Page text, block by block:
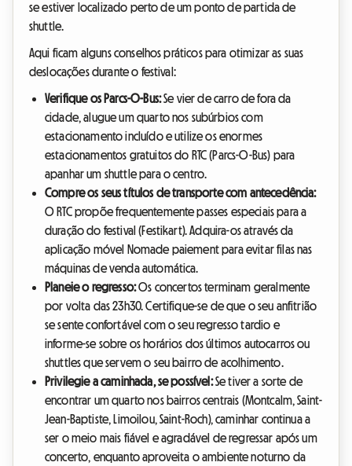
se estiver localizado perto de um ponto de partida de
shuttle.
Aqui ficam alguns conselhos práticos para otimizar as suas
deslocações durante o festival:
Verifique os Parcs-O-Bus:Se vier de carro de fora da
cidade, alugue um quarto nos subúrbios com
estacionamento incluído e utilize os enormes
estacionamentos gratuitos do RTC (Parcs-O-Bus) para
apanhar um shuttle para o centro.
Compre os seus títulos de transporte com antecedência:
O RTC propõe frequentemente passes especiais para a
duração do festival (Festikart). Adquira-os através da
aplicação móvel Nomade paiement para evitar filas nas
máquinas de venda automática.
Planeie o regresso:Os concertos terminam geralmente
por volta das 23h30. Certifique-se de que o seu anfitrião
se sente confortável com o seu regresso tardio e
informe-se sobre os horários dos últimos autocarros ou
shuttles que servem o seu bairro de acolhimento.
Privilegie a caminhada, se possível:Se tiver a sorte de
encontrar um quarto nos bairros centrais (Montcalm, Saint-
Jean-Baptiste, Limoilou, Saint-Roch), caminhar continua a
ser o meio mais fiável e agradável de regressar após um
concerto, enquanto aproveita o ambiente noturno da